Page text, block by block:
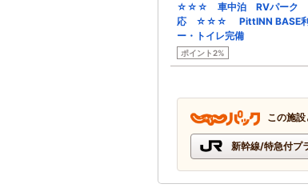
☆☆☆ 車中泊 RVパーク
応 ☆☆☆ PittINN BASE利
ー・トイレ完備
ポイント2%
この施
新幹線/特急付プ